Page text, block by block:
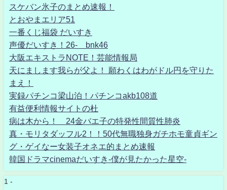
スケバン氷子のまとめ速報！
とおやまエリア51
一番くじ福袋 だいすき
声優だいすき！26- bnk46
大阪エキストラNOTE！芸能情報局
天にまします我らが父よ！ 願わくはわがドル円を守りた
まえ！
実録パチンコ梁山泊！パチンコakb108道
有益便利情報サイトの杜
病は木から！ 24金バエ子の特発性間質性肺炎
真・モリタダッフル2！！50代無職独身ガチホモ童貞ギン
グ・ゲイなー女装子オネエ的まとめ速報
韓国ドラマcinemaだいすき-僕が見たかった星空-
1 -